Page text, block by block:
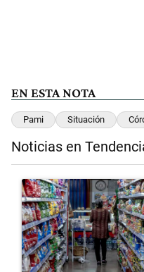
EN ESTA NOTA
Pami Situación
Noticias en
Un artículo de tendencia